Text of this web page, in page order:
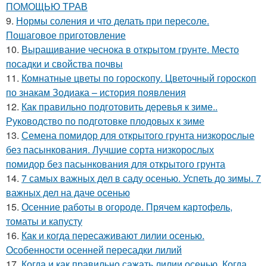
ПОМОЩЬЮ ТРАВ
9. Нормы соления и что делать при пересоле.
Пошаговое приготовление
10. Выращивание чеснока в открытом грунте. Место
посадки и свойства почвы
11. Комнатные цветы по гороскопу. Цветочный гороскоп
по знакам Зодиака – история появления
12. Как правильно подготовить деревья к зиме..
Руководство по подготовке плодовых к зиме
13. Семена помидор для открытого грунта низкорослые
без пасынкования. Лучшие сорта низкорослых
помидор без пасынкования для открытого грунта
14. 7 самых важных дел в саду осенью. Успеть до зимы. 7
важных дел на даче осенью
15. Осенние работы в огороде. Прячем картофель,
томаты и капусту
16. Как и когда пересаживают лилии осенью.
Особенности осенней пересадки лилий